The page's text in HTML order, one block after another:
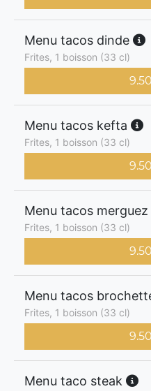
Menu tacos dinde
Frites, 1 boisson (33 cl)
9.50
Menu tacos kefta
Frites, 1 boisson (33 cl)
9.50
Menu tacos merguez
Frites, 1 boisson (33 cl)
9.50
Menu tacos
Frites, 1 boisson (33 cl)
9.50
Menu taco steak